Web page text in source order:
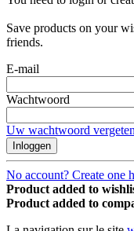
Save products on your
friends.
E-mail
Wachtwoord
Uw wachtwoord
Inloggen
No account? Create one
Product added to
Product added to